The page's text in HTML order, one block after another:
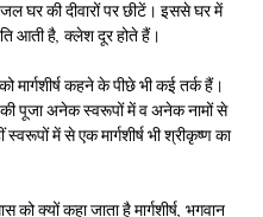
घर की दीवारों पर छीटें। इससे घर में
आती है, क्लेश दूर होते हैं।
मार्गशीर्ष कहने के पीछे भी कई तर्क हैं।
पूजा अनेक स्वरूपों में व अनेक नामों से
स्वरूपों में से एक मार्गशीर्ष भी श्रीकृष्ण का